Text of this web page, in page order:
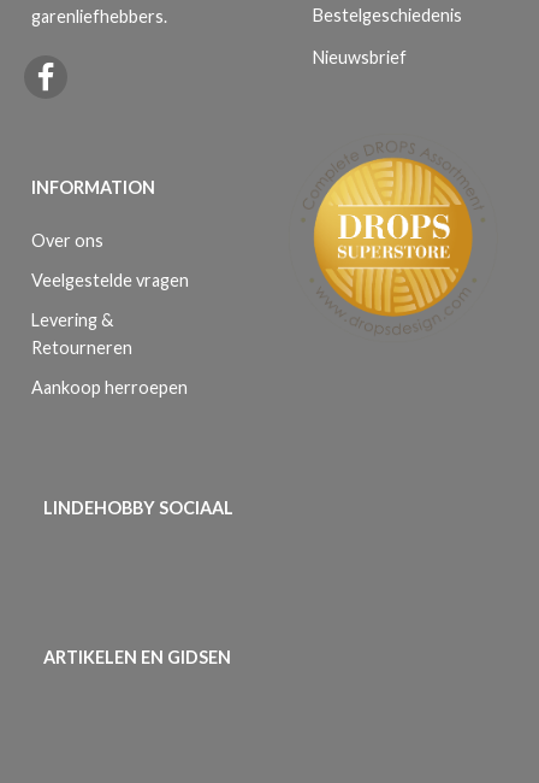
garenliefhebbers.
INFORMATION
Over ons
Veelgestelde vragen
Levering &
Retourneren
Aankoop herroepen
Bestelgeschiedenis
Nieuwsbrief
LINDEHOBBY SOCIAAL
ARTIKELEN EN GIDSEN